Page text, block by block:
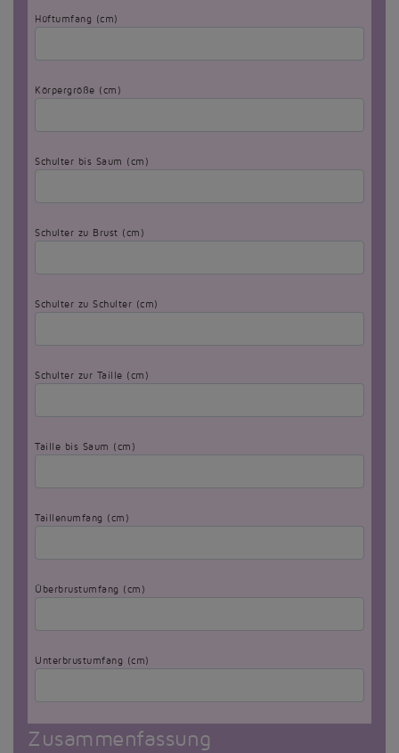
Hüftumfang (cm)
Körpergröße (cm)
Schulter bis Saum (cm)
Schulter zu Brust (cm)
Schulter zu Schulter (cm)
Schulter zur Taille (cm)
Taille bis Saum (cm)
Taillenumfang (cm)
Überbrustumfang (cm)
Unterbrustumfang (cm)
Zusammenfassung